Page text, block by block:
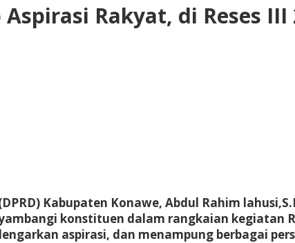
Rakyat, di Reses III
Kabupaten Konawe, Abdul Rahim
konstituen dalam rangkaian kegiatan
aspirasi, dan menampung berbagai